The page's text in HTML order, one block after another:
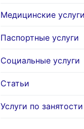
Медицинские услуги
Паспортные услуги
Социальные услуги
Статьи
Услуги по занятости